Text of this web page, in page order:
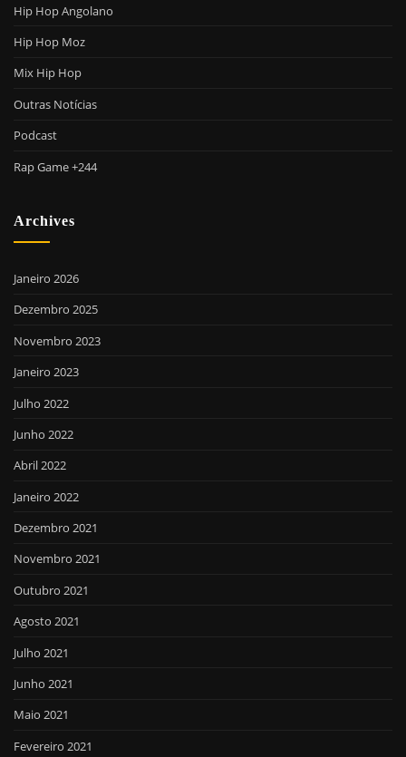
Hip Hop Angolano
Hip Hop Moz
Mix Hip Hop
Outras Notícias
Podcast
Rap Game +244
Archives
Janeiro 2026
Dezembro 2025
Novembro 2023
Janeiro 2023
Julho 2022
Junho 2022
Abril 2022
Janeiro 2022
Dezembro 2021
Novembro 2021
Outubro 2021
Agosto 2021
Julho 2021
Junho 2021
Maio 2021
Fevereiro 2021